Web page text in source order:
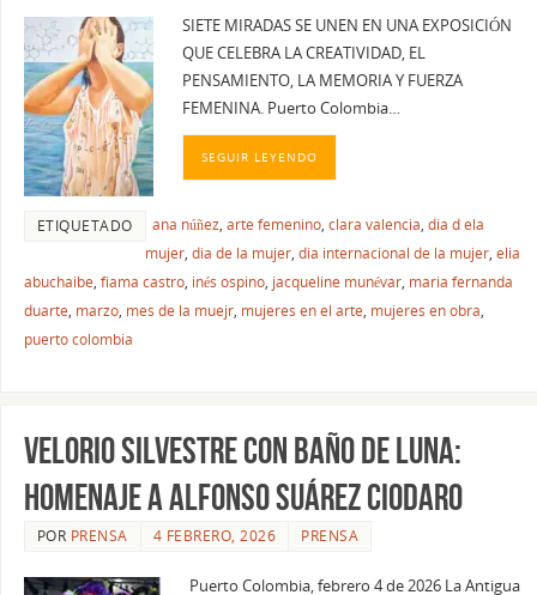
SIETE MIRADAS SE UNEN EN UNA EXPOSICIÓN
QUE CELEBRA LA CREATIVIDAD, EL
PENSAMIENTO, LA MEMORIA Y FUERZA
FEMENINA. Puerto Colombia…
SEGUIR LEYENDO
ETIQUETADO ana núñez, arte femenino, clara valencia, dia d ela
mujer, dia de la mujer, dia internacional de la mujer, elia
abuchaibe, fiama castro, inés ospino, jacqueline munévar, maria fernanda
duarte, marzo, mes de la muejr, mujeres en el arte, mujeres en obra,
puerto colombia
VELORIO SILVESTRE CON BAÑO DE LUNA:
HOMENAJE A ALFONSO SUÁREZ CIODARO
POR PRENSA 4 FEBRERO, 2026 PRENSA
Puerto Colombia, febrero 4 de 2026 La Antigua